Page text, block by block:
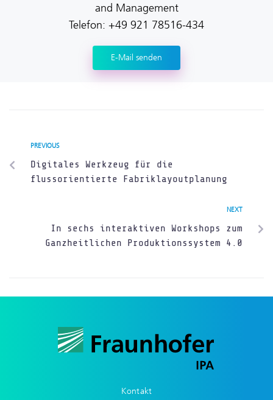
and Management
Telefon: +49 921 78516-434
E-Mail senden
PREVIOUS
Digitales Werkzeug für die
flussorientierte Fabriklayoutplanung
NEXT
In sechs interaktiven Workshops zum
Ganzheitlichen Produktionssystem 4.0
Kontakt